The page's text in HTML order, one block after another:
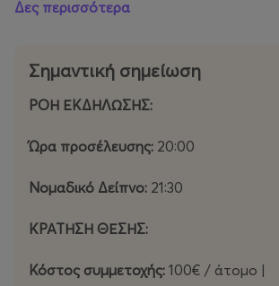
Δες περισσότερα
Σημαντική σημείωση
ΡΟΗ ΕΚΔΗΛΩΣΗΣ:
Ώρα προσέλευσης: 20:00
Νομαδικό Δείπνο: 21:30
ΚΡΑΤΗΣΗ ΘΕΣΗΣ:
Κόστος συμμετοχής: 100€ / άτομο |